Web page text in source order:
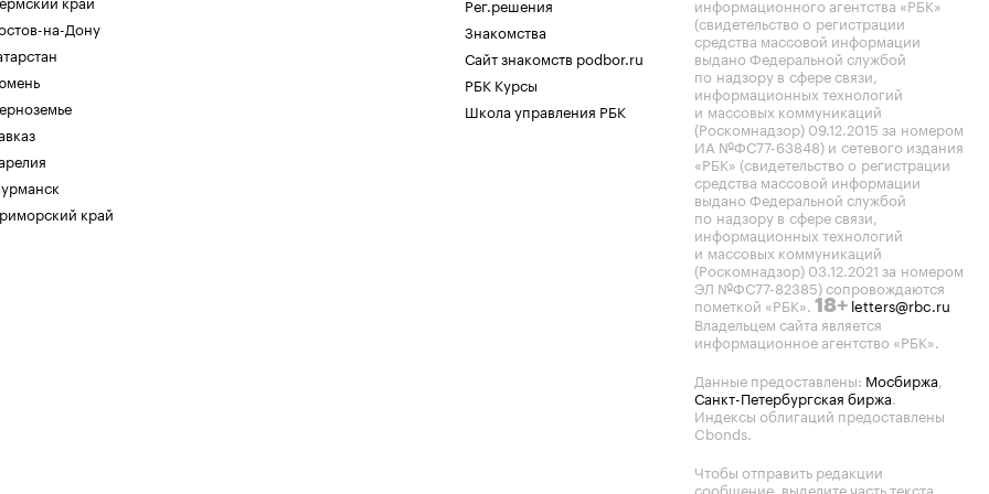
на-Дону
край
Рег.решения
Знакомства
Сайт знакомств podbor.ru
РБК Курсы
Школа управления РБК
информационного агентства «РБК»
(свидетельство о регистрации
средства массовой информации
выдано Федеральной службой
по надзору в сфере связи,
информационных технологий
и массовых коммуникаций
(Роскомнадзор) 09.12.2015 за номером
ИА №ФС77-63848) и сетевого издания
«РБК» (свидетельство о регистрации
средства массовой информации
выдано Федеральной службой
по надзору в сфере связи,
информационных технологий
и массовых коммуникаций
(Роскомнадзор) 03.12.2021 за номером
ЭЛ №ФС77-82385) сопровождаются
пометкой «РБК». 18+ letters@rbc.ru
Владельцем сайта является
информационное агентство «РБК».
Данные предоставлены: Мосбиржа,
Санкт-Петербургская биржа.
Индексы облигаций предоставлены
Cbonds.
Чтобы отправить редакции
сообщение, выделите часть текста